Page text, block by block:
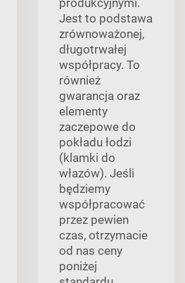
Jest to podstawa
zrównoważonej,
długotrwałej
współpracy. To
również
gwarancja oraz
elementy
zaczepowe do
pokładu łodzi
(klamki do
włazów). Jeśli
będziemy
współpracować
przez pewien
czas, otrzymacie
od nas ceny
poniżej